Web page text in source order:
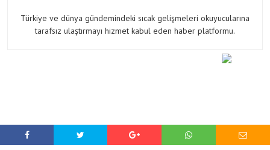
Türkiye ve dünya gündemindeki sıcak gelişmeleri okuyucularına
tarafsız ulaştırmayı hizmet kabul eden haber platformu.